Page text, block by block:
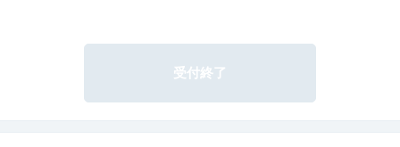
受付終了